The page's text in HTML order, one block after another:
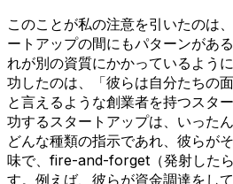
このことが私の注意を引いたのは
ートアップの間にもパターンがあ
れが別の資質にかかっているよう
功したのは、「彼らは自分たちの
と言えるような創業者を持つスタ
功するスタートアップは、いった
どんな種類の指示であれ、彼らが
味で、fire-and-forget（発射した
す。例えば、彼らが資金調達をし